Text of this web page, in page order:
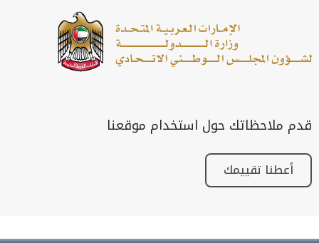
قدم ملاحظاتك حول استخدام موقعنا
أعطنا تقييمك